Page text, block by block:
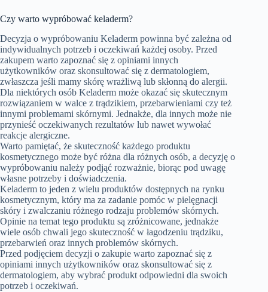
Czy warto wypróbować keladerm?
Decyzja o wypróbowaniu Keladerm powinna być zależna od
indywidualnych potrzeb i oczekiwań każdej osoby. Przed
zakupem warto zapoznać się z opiniami innych
użytkowników oraz skonsultować się z dermatologiem,
zwłaszcza jeśli mamy skórę wrażliwą lub skłonną do alergii.
Dla niektórych osób Keladerm może okazać się skutecznym
rozwiązaniem w walce z trądzikiem, przebarwieniami czy też
innymi problemami skórnymi. Jednakże, dla innych może nie
przynieść oczekiwanych rezultatów lub nawet wywołać
reakcje alergiczne.
Warto pamiętać, że skuteczność każdego produktu
kosmetycznego może być różna dla różnych osób, a decyzję o
wypróbowaniu należy podjąć rozważnie, biorąc pod uwagę
własne potrzeby i doświadczenia.
Keladerm to jeden z wielu produktów dostępnych na rynku
kosmetycznym, który ma za zadanie pomóc w pielęgnacji
skóry i zwalczaniu różnego rodzaju problemów skórnych.
Opinie na temat tego produktu są zróżnicowane, jednakże
wiele osób chwali jego skuteczność w łagodzeniu trądziku,
przebarwień oraz innych problemów skórnych.
Przed podjęciem decyzji o zakupie warto zapoznać się z
opiniami innych użytkowników oraz skonsultować się z
dermatologiem, aby wybrać produkt odpowiedni dla swoich
potrzeb i oczekiwań.